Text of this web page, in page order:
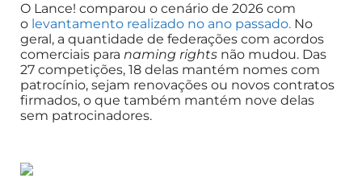
O Lance! comparou o cenário de 2026 com
o levantamento realizado no ano passado. No
geral, a quantidade de federações com acordos
comerciais para naming rights não mudou. Das
27 competições, 18 delas mantém nomes com
patrocínio, sejam renovações ou novos contratos
firmados, o que também mantém nove delas
sem patrocinadores.